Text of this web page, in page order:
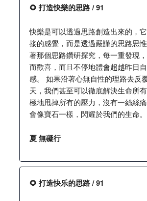
🌻 打造快樂的思路 / 91
快樂是可以透過思路創造出來的，
接的感覺，而是透過嚴謹的思路思
著那個思路鑽研探究，每一重發現
而歡喜，而且不停地體會超越昨日
感。 如果沿著心無自性的理路去反
天，我們甚至可以徹底解決生命所
極地甩掉所有的壓力，沒有一絲絲
會像寶石一樣，閃耀於我們的生命。
夏 無礙行
🌻 打造快乐的思路 / 91